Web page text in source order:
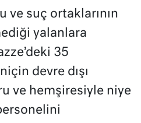
ve suç ortaklarının
yalanlara
35
devre dışı
ve hemşiresiyle niye